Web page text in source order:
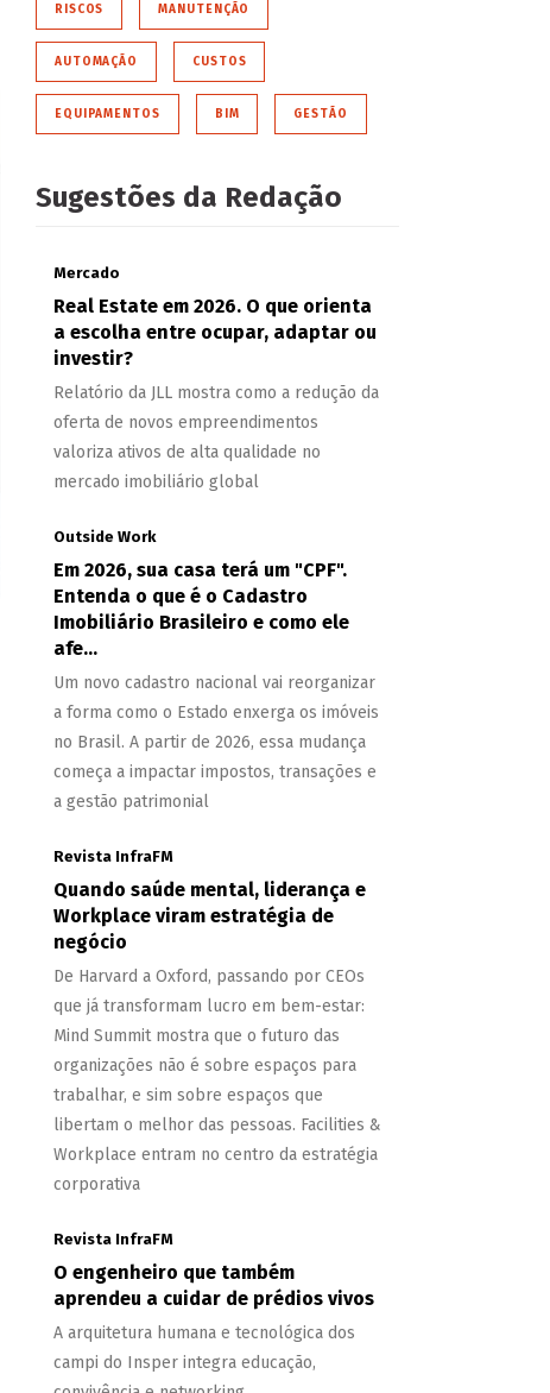
RISCOS MANUTENÇÃO
AUTOMAÇÃO CUSTOS
EQUIPAMENTOS BIM GESTÃO
Sugestões da Redação
Mercado
Real Estate em 2026. O que orienta
a escolha entre ocupar, adaptar ou
investir?
Relatório da JLL mostra como a redução da
oferta de novos empreendimentos
valoriza ativos de alta qualidade no
mercado imobiliário global
Outside Work
Em 2026, sua casa terá um "CPF".
Entenda o que é o Cadastro
Imobiliário Brasileiro e como ele
afe...
Um novo cadastro nacional vai reorganizar
a forma como o Estado enxerga os imóveis
no Brasil. A partir de 2026, essa mudança
começa a impactar impostos, transações e
a gestão patrimonial
Revista InfraFM
Quando saúde mental, liderança e
Workplace viram estratégia de
negócio
De Harvard a Oxford, passando por CEOs
que já transformam lucro em bem-estar:
Mind Summit mostra que o futuro das
organizações não é sobre espaços para
trabalhar, e sim sobre espaços que
libertam o melhor das pessoas. Facilities &
Workplace entram no centro da estratégia
corporativa
Revista InfraFM
O engenheiro que também
aprendeu a cuidar de prédios vivos
A arquitetura humana e tecnológica dos
campi do Insper integra educação,